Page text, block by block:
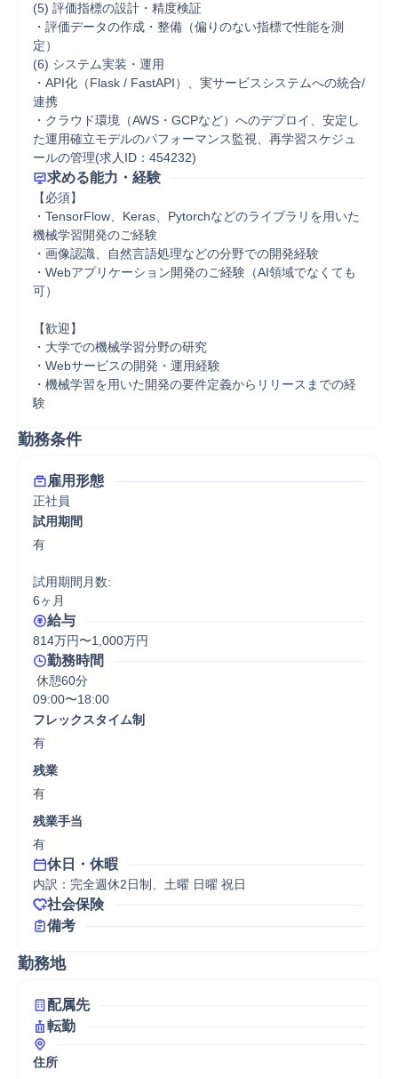
(5) 評価指標の設計・精度検証
・評価データの作成・整備（偏りのない指標で性能を測
定）
(6) システム実装・運用
・API化（Flask / FastAPI）、実サービスシステムへの統合/
連携
・クラウド環境（AWS・GCPなど）へのデプロイ、安定し
た運用確立モデルのパフォーマンス監視、再学習スケジュ
ールの管理(求人ID：454232)
求める能力・経験
【必須】
・TensorFlow、Keras、Pytorchなどのライブラリを用いた
機械学習開発のご経験
・画像認識、自然言語処理などの分野での開発経験
・Webアプリケーション開発のご経験（AI領域でなくても
可）
【歓迎】
・大学での機械学習分野の研究
・Webサービスの開発・運用経験
・機械学習を用いた開発の要件定義からリリースまでの経
験
勤務条件
雇用形態
正社員
試用期間
有
試用期間月数:
6ヶ月
給与
814万円〜1,000万円
勤務時間
休憩60分
09:00〜18:00
フレックスタイム制
有
残業
有
残業手当
有
休日・休暇
内訳：完全週休2日制、土曜 日曜 祝日
社会保険
備考
勤務地
配属先
転勤
住所